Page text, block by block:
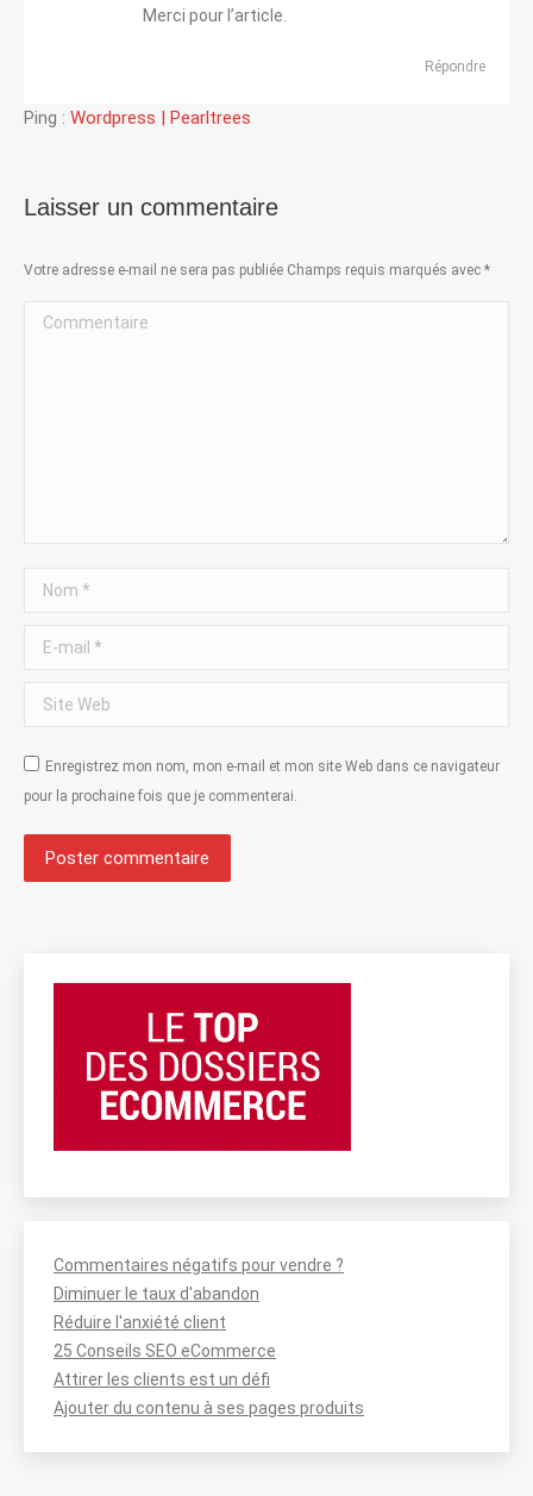
Merci pour l’article.
Répondre
Ping : Wordpress | Pearltrees
Laisser un commentaire
Votre adresse e-mail ne sera pas publiée Champs requis marqués avec *
Commentaire
Nom *
E-mail *
Site Web
Enregistrez mon nom, mon e-mail et mon site Web dans ce navigateur
pour la prochaine fois que je commenterai.
Poster commentaire
Commentaires négatifs pour vendre ?
Diminuer le taux d'abandon
Réduire l'anxiété client
25 Conseils SEO eCommerce
Attirer les clients est un défi
Ajouter du contenu à ses pages produits